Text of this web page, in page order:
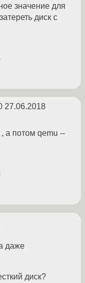
значение для
диск с
27.06.2018
а потом qemu --
даже
диск?